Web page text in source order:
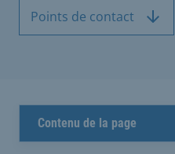
Points de contact
Contenu de la page